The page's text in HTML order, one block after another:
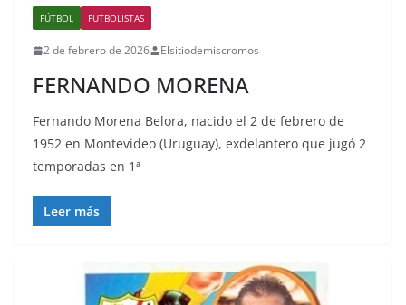
FÚTBOL FUTBOLISTAS
2 de febrero de 2026 Elsitiodemiscromos
FERNANDO MORENA
Fernando Morena Belora, nacido el 2 de febrero de
1952 en Montevideo (Uruguay), exdelantero que jugó 2
temporadas en 1ª
Leer más